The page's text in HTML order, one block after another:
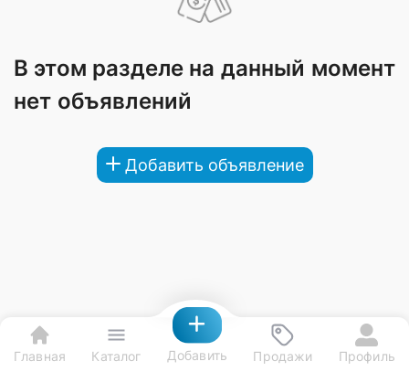
В этом разделе на данный момент
нет объявлений
Добавить объявление
Главная Каталог Добавить Продажи Профиль